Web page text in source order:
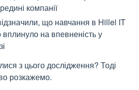
компанії
що навчання в Hillel IT
на впевненість у
з цього дослідження? Тоді
розкажемо.